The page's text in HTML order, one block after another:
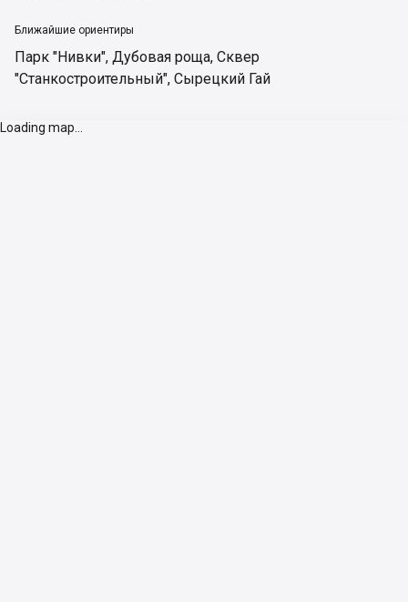
Ближайшие ориентиры
Парк "Нивки", Дубовая роща, Сквер
"Станкостроительный", Сырецкий Гай
Loading map...